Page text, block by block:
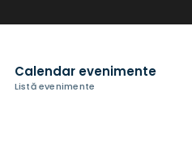
Calendar evenimente
Listă evenimente